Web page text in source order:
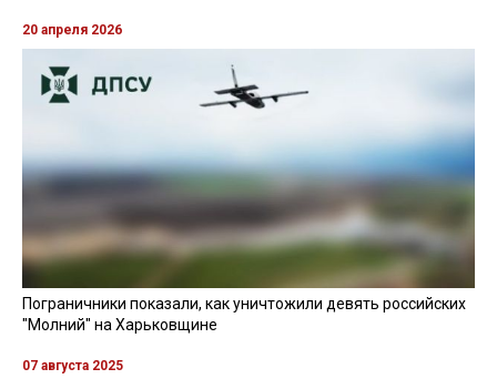
20 апреля 2026
Пограничники показали, как уничтожили девять российских
"Молний" на Харьковщине
07 августа 2025